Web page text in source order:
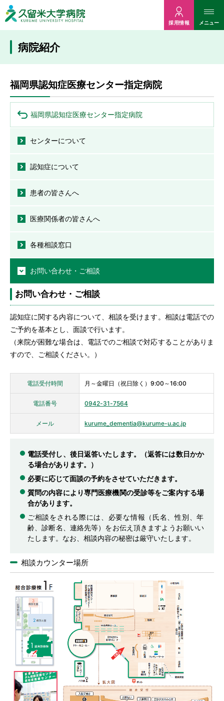
採用情報 メニュー
病院紹介
福岡県認知症医療センター指定病院
福岡県認知症医療センター指定病院
センターについて
認知症について
患者の皆さんへ
医療関係者の皆さんへ
各種相談窓口
お問い合わせ・ご相談
お問い合わせ・ご相談
認知症に関する内容について、相談を受けます。相談は電話での
ご予約を基本とし、面談で行います。
（来院が困難な場合は、電話でのご相談で対応することがありま
すので、ご相談ください。）
電話受付時間 月～金曜日（祝日除く）9:00～16:00
電話番号 0942-31-7564
メール kurume_dementia@kurume-u.ac.jp
電話受付し、後日返答いたします。（返答には数日かか
る場合があります。）
必要に応じて面談の予約をさせていただきます。
質問の内容により専門医療機関の受診等をご案内する場
合があります。
ご相談をされる際には、必要な情報（氏名、性別、年
齢、診断名、連絡先等）をお伝え頂きますようお願いい
たします。なお、相談内容の秘密は厳守いたします。
相談カウンター場所